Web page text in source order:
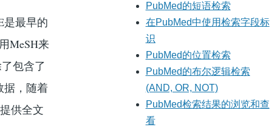
是最早的
MeSH来
包含了
据，随着
供全文
PubMed的短语检索
在PubMed中使用检索字段标
识
PubMed的位置检索
PubMed的布尔逻辑检索
(AND, OR, NOT)
PubMed检索结果的浏览和查
看